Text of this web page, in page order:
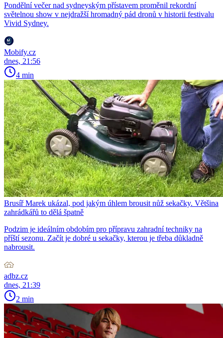
Pondělní večer nad sydneyským přístavem proměnil rekordní
světelnou show v nejdražší hromadný pád dronů v historii festivalu
Vivid Sydney.
Mobify.cz
dnes, 21:56
4 min
Brusíř Marek ukázal, pod jakým úhlem brousit nůž sekačky. Většina
zahrádkářů to dělá špatně
Podzim je ideálním obdobím pro přípravu zahradní techniky na
příští sezonu. Začít je dobré u sekačky, kterou je třeba důkladně
nabrousit.
adbz.cz
dnes, 21:39
2 min